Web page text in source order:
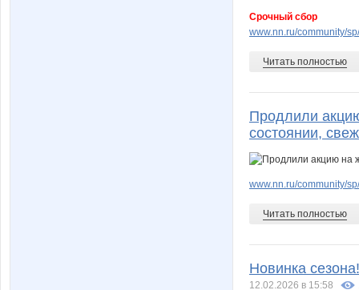
Срочный сбор
www.nn.ru/community/
Читать полностью
Продлили
состоянии,
www.nn.ru/community/
Читать полностью
Новинка
12.02.2026 в 15:58